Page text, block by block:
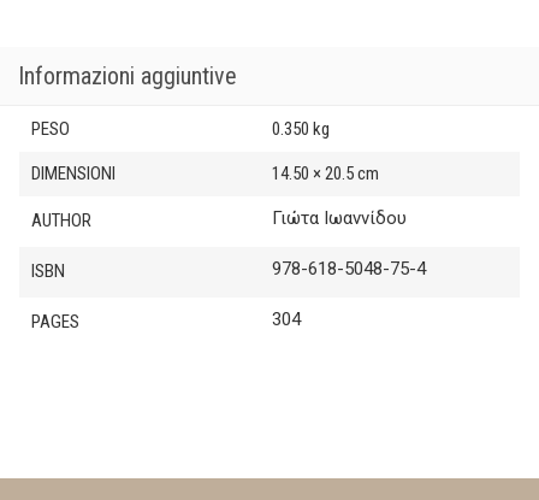
Informazioni aggiuntive
PESO 0.350 kg
DIMENSIONI 14.50 × 20.5 cm
AUTHOR Γιώτα Ιωαννίδου
ISBN 978-618-5048-75-4
PAGES 304